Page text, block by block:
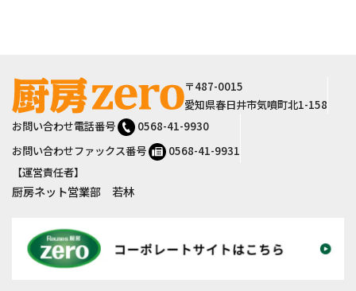
サイト情報
〒487-0015
愛知県春日井市気噴町北1-158
お問い合わせ電話番号
0568-41-9930
お問い合わせファックス番号
0568-41-9931
【運営責任者】
厨房ネット営業部 若林